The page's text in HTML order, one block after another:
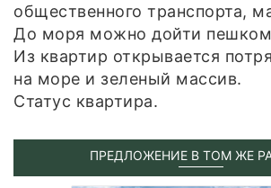
общественного транспорта,
До моря можно дойти пешком
Из квартир открывается
на море и зеленый массив.
Статус квартира.
ПРЕДЛОЖЕНИЕ В ТОМ ЖЕ